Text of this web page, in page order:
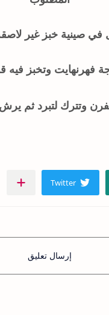
صينية خبز غير
فهرنهايت وتخبز
وتترك لتبرد ثم يرش
إرسال تعليق